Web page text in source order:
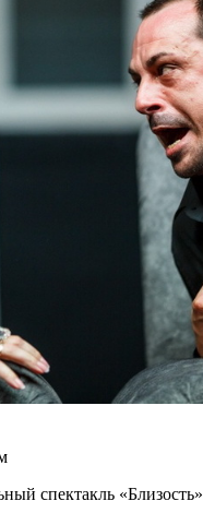
спектакль